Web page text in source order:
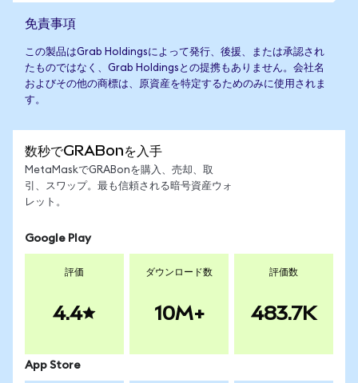
免責事項
この製品はGrab Holdingsによって発行、後援、または承認され
たものではなく、Grab Holdingsとの提携もありません。会社名
およびその他の商標は、原資産を特定するためのみに使用されま
す。
数秒でGRABonを入手
MetaMaskでGRABonを購入、売却、取
引、スワップ。最も信頼される暗号資産ウォ
レット。
Google Play
評価
4.4
ダウンロード数
10M+
評価数
483.7K
App Store